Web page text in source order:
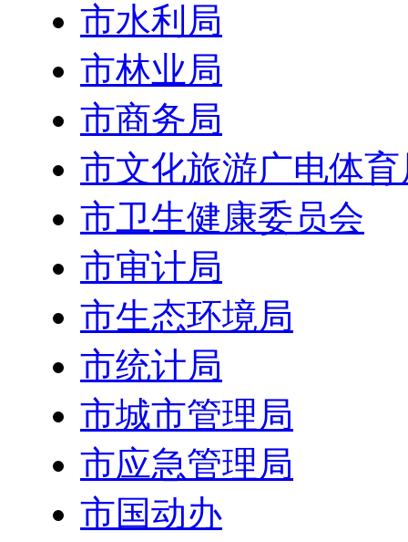
市水利局
市林业局
市商务局
市文化旅游广电体育
市卫生健康委员会
市审计局
市生态环境局
市统计局
市城市管理局
市应急管理局
市国动办